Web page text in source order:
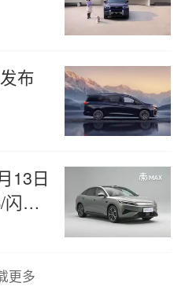
布
13日
闪充
更多